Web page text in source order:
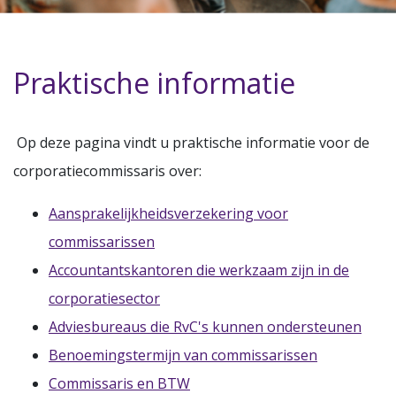
Praktische informatie
Op deze pagina vindt u praktische informatie voor de
corporatiecommissaris over:
Aansprakelijkheidsverzekering voor
commissarissen
Accountantskantoren die werkzaam zijn in de
corporatiesector
Adviesbureaus die RvC's kunnen ondersteunen
Benoemingstermijn van commissarissen
Commissaris en BTW